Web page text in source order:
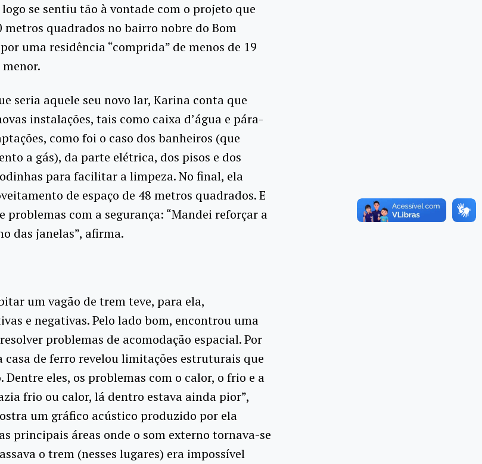
se sentiu tão à vontade com o projeto que
metros quadrados no bairro nobre do Bom
uma residência “comprida” de menos de 19
seria aquele seu novo lar, Karina conta que
instalações, tais como caixa d’água e pára-
como foi o caso dos banheiros (que
a gás), da parte elétrica, dos pisos e dos
para facilitar a limpeza. No final, ela
de espaço de 48 metros quadrados. E
problemas com a segurança: “Mandei reforçar a
das janelas”, afirma.
um vagão de trem teve, para ela,
e negativas. Pelo lado bom, encontrou uma
problemas de acomodação espacial. Por
casa de ferro revelou limitações estruturais que
eles, os problemas com o calor, o frio e a
frio ou calor, lá dentro estava ainda pior”,
um gráfico acústico produzido por ela
principais áreas onde o som externo tornava-se
o trem (nesses lugares) era impossível